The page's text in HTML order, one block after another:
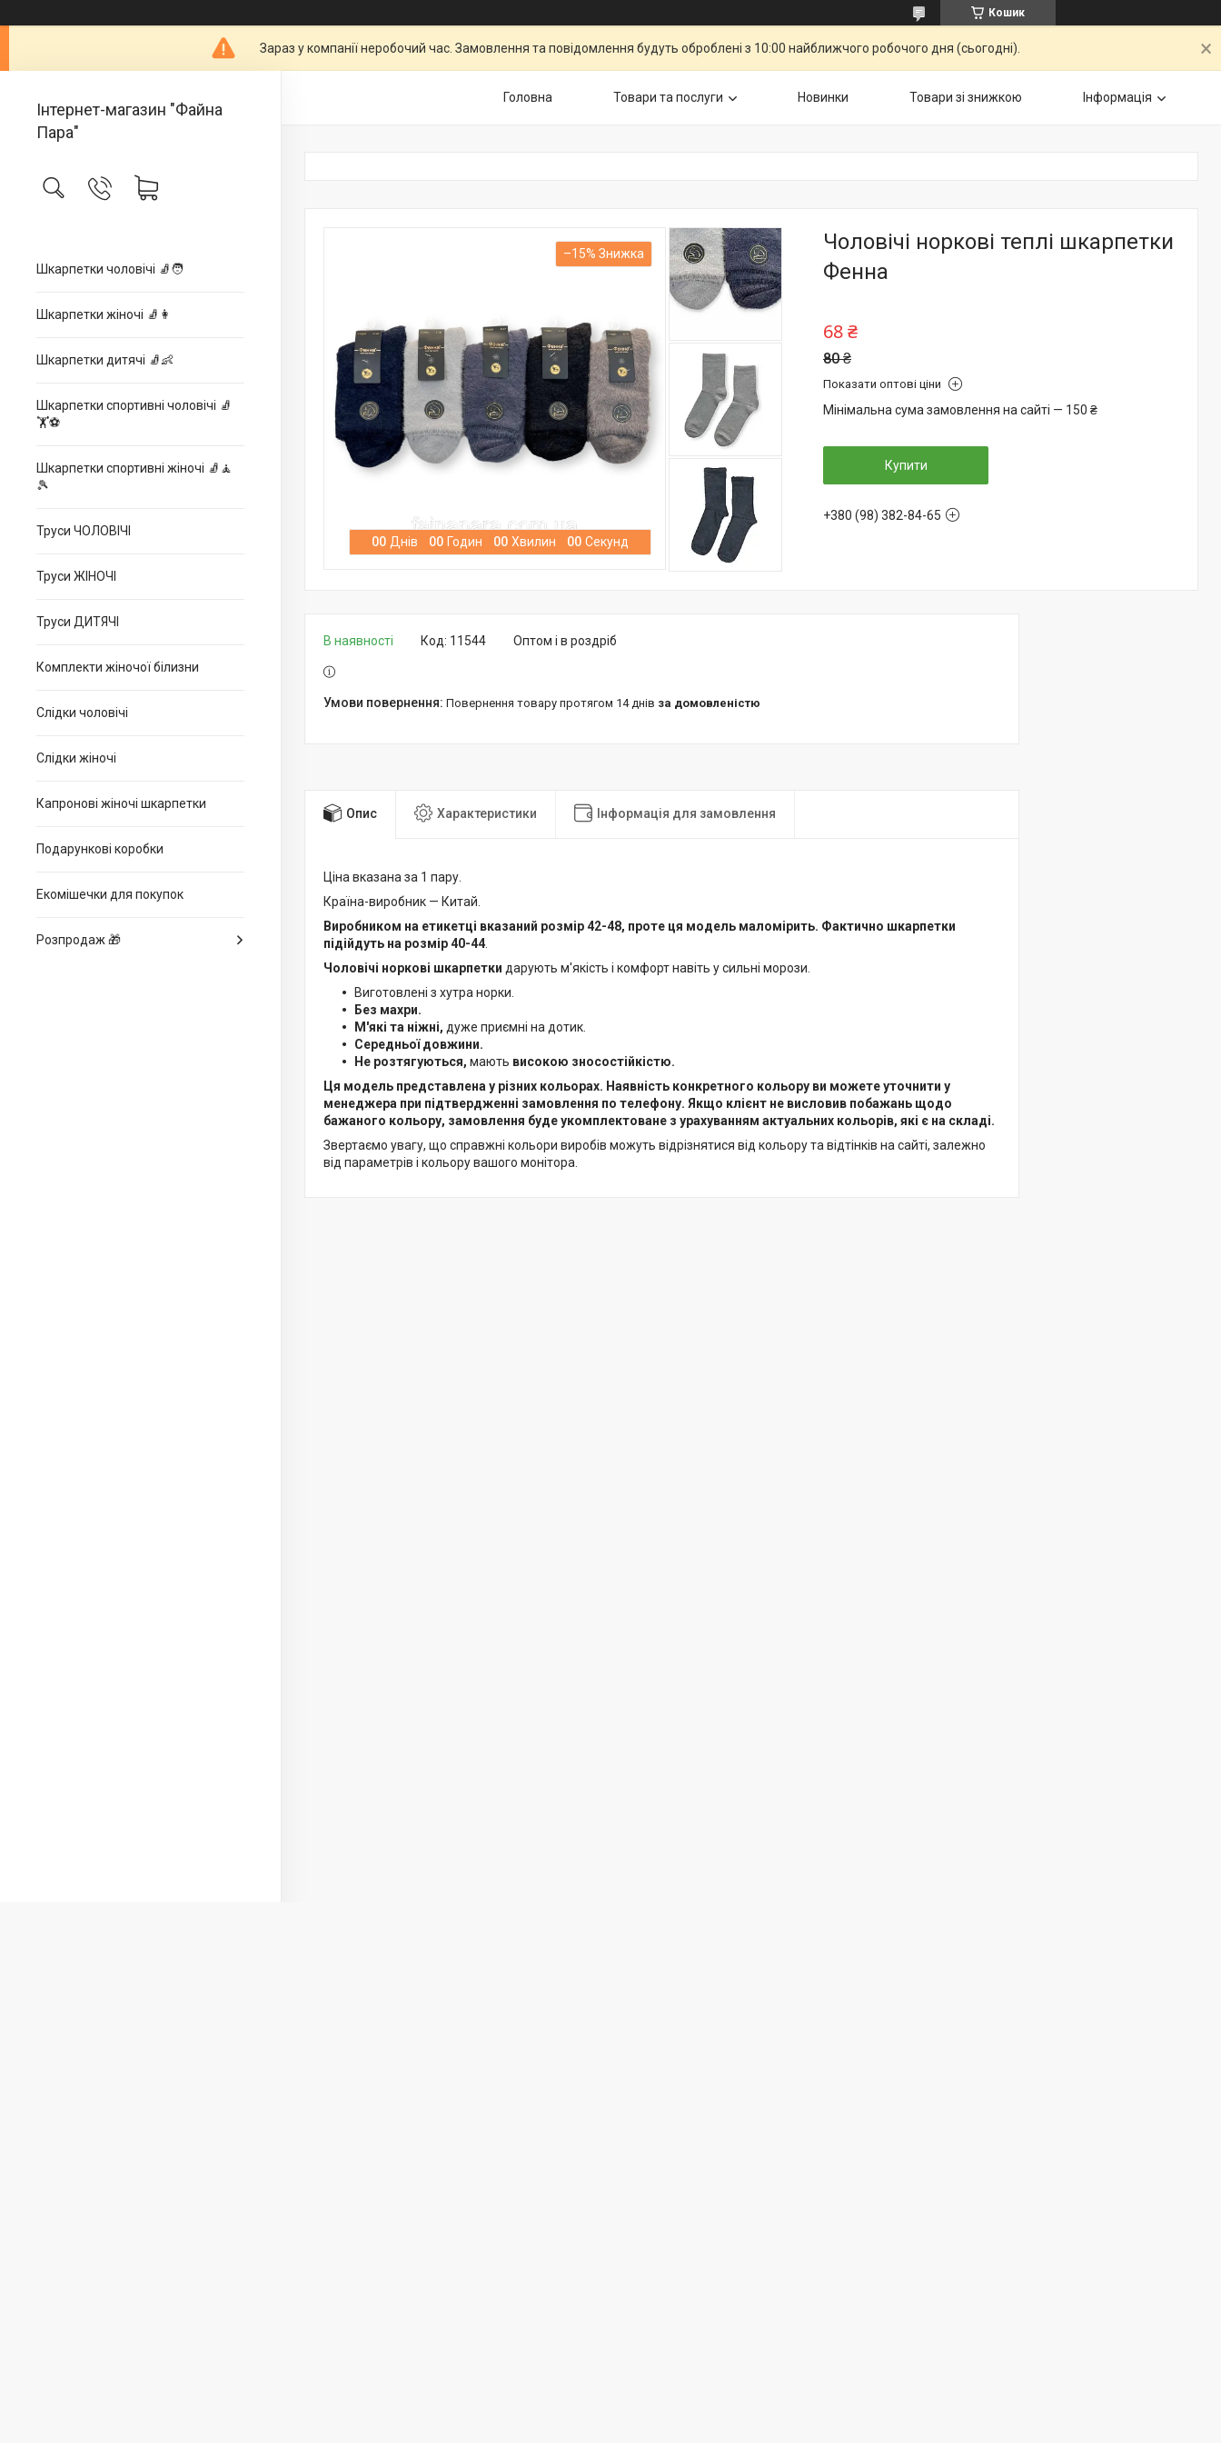
Кошик
Зараз у компанії неробочий час. Замовлення та повідомлення будуть оброблені з 10:00 найближчого робочого дня (сьогодні).
Інтернет-магазин "Файна
Пара"
Шкарпетки чоловічі 🧦🧑
Шкарпетки жіночі 🧦👩
Шкарпетки дитячі 🧦👶
Шкарпетки спортивні чоловічі 🧦
🏋⚽
Шкарпетки спортивні жіночі 🧦🧘
🎾
Труси ЧОЛОВІЧІ
Труси ЖІНОЧІ
Труси ДИТЯЧІ
Комплекти жіночої білизни
Слідки чоловічі
Слідки жіночі
Капронові жіночі шкарпетки
Подарункові коробки
Екомішечки для покупок
Розпродаж 🎁
Головна Товари та послуги Новинки Товари зі знижкою Інформація
–15%
00 Днів 00 Годин 00 Хвилин 00 Секунд
Чоловічі норкові теплі шкарпетки
Фенна
80 ₴
68 ₴
Показати оптові ціни
Мінімальна сума замовлення на сайті — 150 ₴
Купити
+380 (98) 382-84-65
В наявності Оптом і в роздріб
Код: 11544
повернення товару протягом 14 днів за домовленістю
Опис Характеристики Інформація для замовлення
Ціна вказана за 1 пару.
Країна-виробник — Китай.
Виробником на етикетці вказаний розмір 42-48, проте ця модель маломірить. Фактично шкарпетки
підійдуть на розмір 40-44
Чоловічі норкові шкарпетки дарують м'якість і комфорт навіть у сильні морози.
Виготовлені з хутра норки.
Без махри.
М'які та ніжні, дуже приємні на дотик.
Середньої довжини.
Не розтягуються, мають високою зносостійкістю.
Ця модель представлена у різних кольорах. Наявність конкретного кольору ви можете уточнити у
менеджера при підтвердженні замовлення по телефону. Якщо клієнт не висловив побажань щодо
бажаного кольору, замовлення буде укомплектоване з урахуванням актуальних кольорів, які є на складі.
Звертаємо увагу, що справжні кольори виробів можуть відрізнятися від кольору та відтінків на сайті, залежно
від параметрів і кольору вашого монітора.